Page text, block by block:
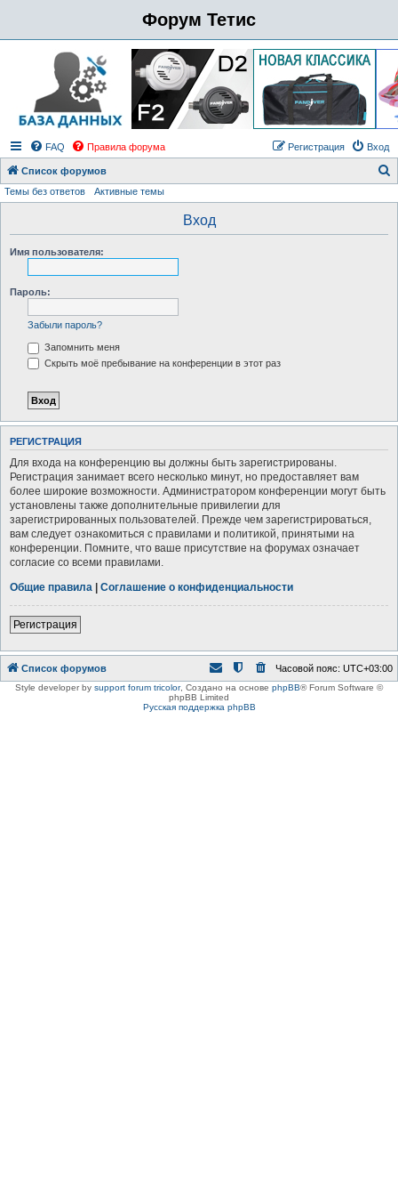
Форум Тетис
FAQ Правила форума Вход
Регистрация
Список форумов
Темы без ответов Активные темы
Вход
Имя пользователя:
Пароль:
Забыли пароль?
Запомнить меня
Скрыть моё пребывание на конференции в этот раз
РЕГИСТРАЦИЯ
Для входа на конференцию вы должны быть зарегистрированы.
Регистрация занимает всего несколько минут, но предоставляет вам
более широкие возможности. Администратором конференции могут быть
установлены также дополнительные привилегии для
зарегистрированных пользователей. Прежде чем зарегистрироваться,
вам следует ознакомиться с правилами и политикой, принятыми на
конференции. Помните, что ваше присутствие на форумах означает
согласие со всеми правилами.
Общие правила | Соглашение о конфиденциальности
Регистрация
Список форумов Часовой пояс: UTC+03:00
Style developer by support forum tricolor, Создано на основе phpBB® Forum Software ©
phpBB Limited
Русская поддержка phpBB